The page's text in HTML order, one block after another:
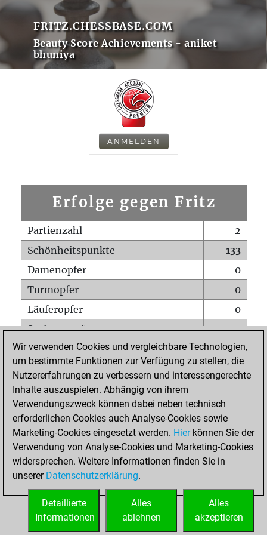
FRITZ.CHESSBASE.COM
Beauty Score Achievements - aniket
bhuniya
ANMELDEN
Erfolge gegen Fritz
Partienzahl
2
Schönheitspunkte
133
Damenopfer
0
Turmopfer
0
Läuferopfer
0
Springeropfer
0
Bauernopfer
0
Matt auf vollem Brett
0
Bauer setzt Matt
Erstickte Matts
Unterverwandlungen
0
Türme auf der siebten
0
STARTSEITE
Wir verwenden Cookies und vergleichbare Technologien,
um bestimmte Funktionen zur Verfügung zu stellen, die
Nutzererfahrungen zu verbessern und interessengerechte
Inhalte auszuspielen. Abhängig von ihrem
Verwendungszweck können dabei neben technisch
erforderlichen Cookies auch Analyse-Cookies sowie
Marketing-Cookies eingesetzt werden. Hierkönnen Sie der
Verwendung von Analyse-Cookies und Marketing-Cookies
widersprechen. Weitere Informationen finden Sie in
unserer Datenschutzerklärung.
Alles
akzeptieren
Alles
ablehnen
Detaillierte
Informationen